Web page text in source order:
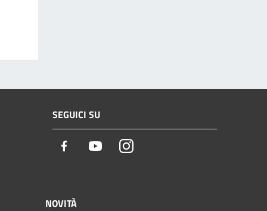
SEGUICI SU
Facebook YoutubeInstagram
NOVITÀ